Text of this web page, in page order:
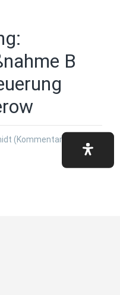
B
(Kommentare: 0)